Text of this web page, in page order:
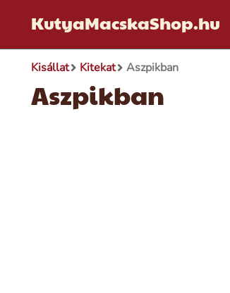
KutyaMacskaShop.hu
Kisállat Kitekat Aszpikban
Aszpikban